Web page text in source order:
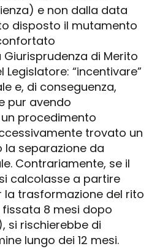
e non dalla data
disposto il mutamento
di Merito
“incentivare”
e, di conseguenza,
pur avendo
procedimento
trovato un
separazione da
Contrariamente, se il
calcolasse a partire
la trasformazione del rito
8 mesi dopo
si rischierebbe di
lungo dei 12 mesi.